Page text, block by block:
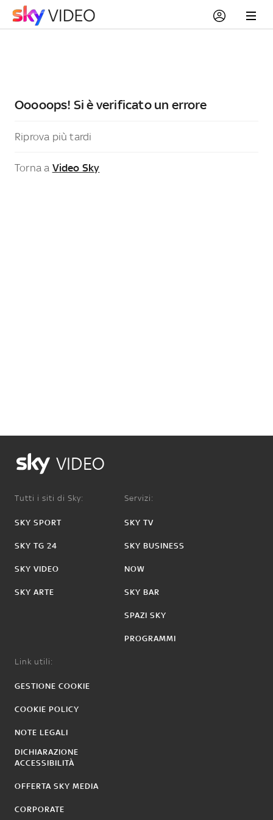
Ooooops! Si è verificato un errore
Riprova più tardi
Torna a Video Sky
VIDEO
Tutti i siti di Sky:
SKY SPORT
SKY TG 24
SKY VIDEO
SKY ARTE
Servizi:
SKY TV
SKY BUSINESS
NOW
SKY BAR
SPAZI SKY
PROGRAMMI
Link utili:
GESTIONE COOKIE
COOKIE POLICY
NOTE LEGALI
DICHIARAZIONE
ACCESSIBILITÀ
OFFERTA SKY MEDIA
CORPORATE